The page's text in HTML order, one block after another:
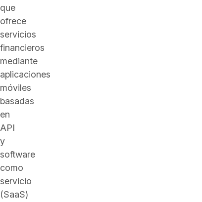
que
ofrece
servicios
financieros
mediante
aplicaciones
móviles
basadas
en
API
y
software
como
servicio
(SaaS)